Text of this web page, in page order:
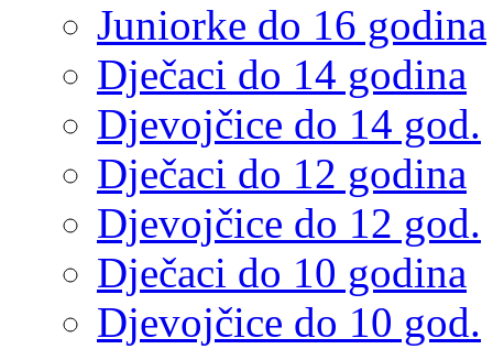
Juniorke do 16 godina
Dječaci do 14 godina
Djevojčice do 14 god.
Dječaci do 12 godina
Djevojčice do 12 god.
Dječaci do 10 godina
Djevojčice do 10 god.